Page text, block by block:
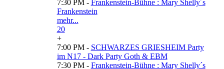
7:30 PM - Frankenstein-Bühne : Mary Shelly´s
Frankenstein
mehr...
20
+
7:00 PM - SCHWARZES GRIESHEIM Party
im N17 - Dark Party Goth & EBM
7:30 PM - Frankenstein-Bühne : Mary Shelly´s